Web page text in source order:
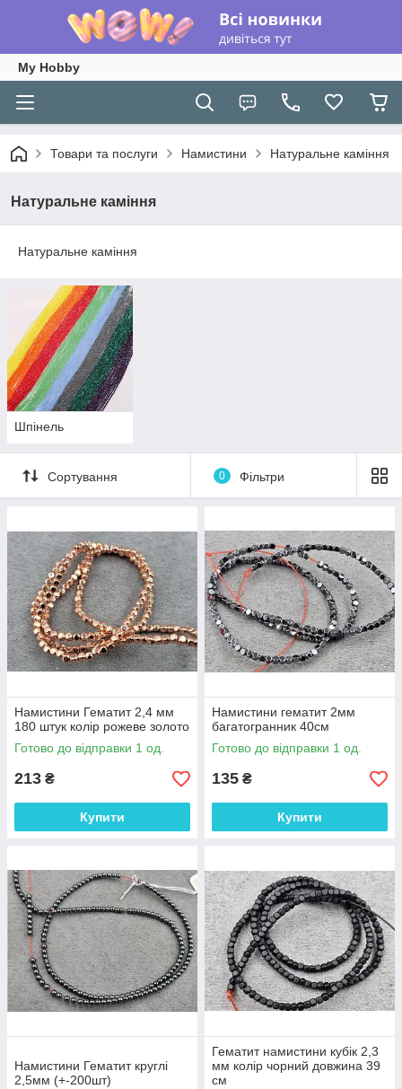
My Hobby
Товари та послуги Намистини Натуральне каміння
Натуральне каміння
Натуральне каміння
Шпінель
Сортування 0 Фільтри
Намистини Гематит 2,4 мм
180 штук колір рожеве золото
Готово до відправки 1 од.
213 ₴
Купити
Намистини гематит 2мм
багатогранник 40см
Готово до відправки 1 од.
135 ₴
Купити
Намистини Гематит круглі
2,5мм (+-200шт)
Гематит намистини кубік 2,3
мм колір чорний довжина 39
см